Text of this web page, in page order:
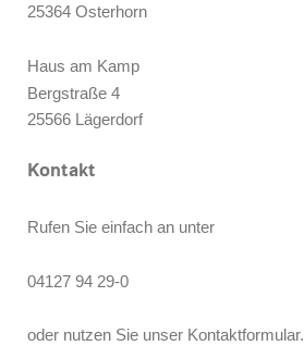
25364 Osterhorn
Haus am Kamp
Bergstraße 4
25566 Lägerdorf
Kontakt
Rufen Sie einfach an unter
04127 94 29-0
oder nutzen Sie unser Kontaktformular.